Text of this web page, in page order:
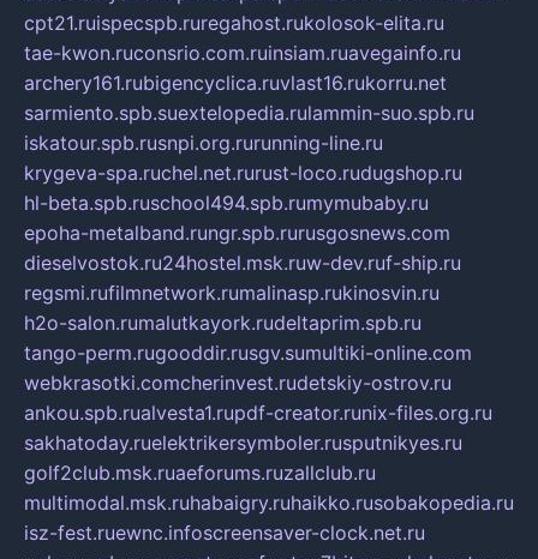
cpt21.ruispecspb.ruregahost.rukolosok-elita.ru
tae-kwon.ruconsrio.com.ruinsiam.ruavegainfo.ru
archery161.rubigencyclica.ruvlast16.rukorru.net
sarmiento.spb.suextelopedia.rulammin-suo.spb.ru
iskatour.spb.rusnpi.org.rurunning-line.ru
krygeva-spa.ruchel.net.rurust-loco.rudugshop.ru
hl-beta.spb.ruschool494.spb.rumymubaby.ru
epoha-metalband.rungr.spb.rurusgosnews.com
dieselvostok.ru24hostel.msk.ruw-dev.ruf-ship.ru
regsmi.rufilmnetwork.rumalinasp.rukinosvin.ru
h2o-salon.rumalutkayork.rudeltaprim.spb.ru
tango-perm.rugooddir.rusgv.sumultiki-online.com
webkrasotki.comcherinvest.rudetskiy-ostrov.ru
ankou.spb.rualvesta1.rupdf-creator.runix-files.org.ru
sakhatoday.ruelektrikersymboler.rusputnikyes.ru
golf2club.msk.ruaeforums.ruzallclub.ru
multimodal.msk.ruhabaigry.ruhaikko.rusobakopedia.ru
isz-fest.ruewnc.infoscreensaver-clock.net.ru